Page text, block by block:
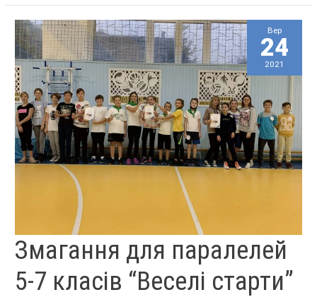
Змагання для паралелей
5-7 класів “Веселі старти”
ЗМАГАННЯ
ДЛЯ
ПАРАЛЕЛЕЙ
5-
КЛАСІВ
“ВЕСЕЛІ
СТАРТИ”
Вер
24
2021